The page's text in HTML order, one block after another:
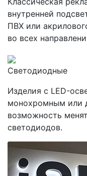
внутренней
ПВХ или
во всех
Светодиодные
Изделия с LED-
монохромным или
возможность
светодиодов.